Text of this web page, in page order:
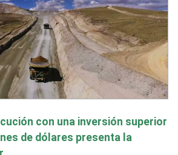
con una inversión superior
de dólares presenta la